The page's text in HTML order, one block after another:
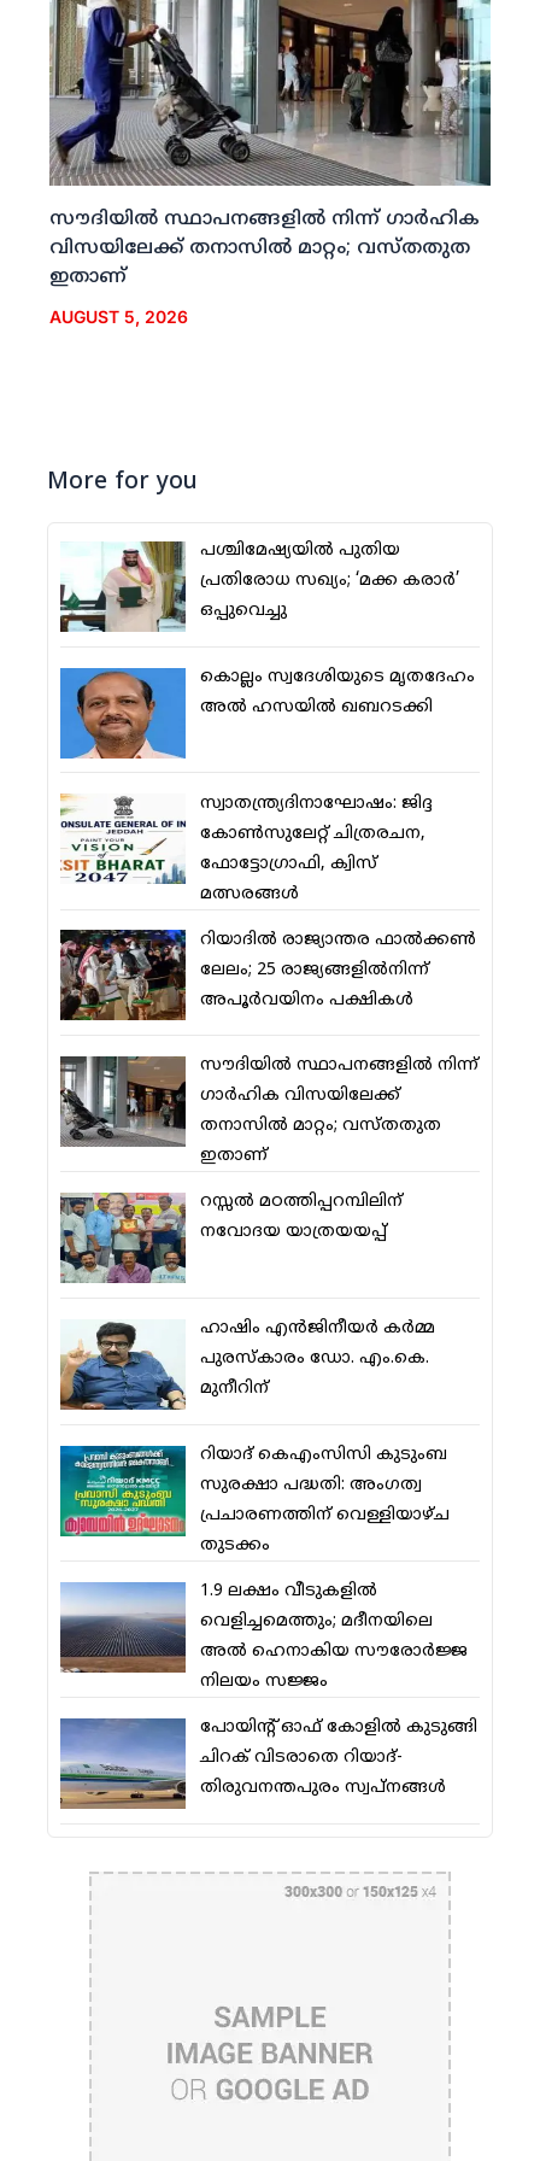
സൗദിയില്‍ സ്ഥാപനങ്ങളില്‍ നിന്ന് ഗാര്‍ഹിക
വിസയിലേക്ക് തനാസില്‍ മാറ്റം; വസ്തതുത
ഇതാണ്
AUGUST 5, 2026
More for you
പശ്ചിമേഷ്യയില്‍ പുതിയ
പ്രതിരോധ സഖ്യം; ‘മക്ക കരാര്‍’
ഒപ്പുവെച്ചു
കൊല്ലം സ്വദേശിയുടെ മൃതദേഹം
അല്‍ ഹസയില്‍ ഖബറടക്കി
സ്വാതന്ത്ര്യദിനാഘോഷം: ജിദ്ദ
കോണ്‍സുലേറ്റ് ചിത്രരചന,
ഫോട്ടോഗ്രാഫി, ക്വിസ്
മത്സരങ്ങള്‍
റിയാദില്‍ രാജ്യാന്തര ഫാല്‍ക്കണ്‍
ലേലം; 25 രാജ്യങ്ങളില്‍നിന്ന്
അപൂര്‍വയിനം പക്ഷികള്‍
സൗദിയില്‍ സ്ഥാപനങ്ങളില്‍ നിന്ന്
ഗാര്‍ഹിക വിസയിലേക്ക്
തനാസില്‍ മാറ്റം; വസ്തതുത
ഇതാണ്
റസ്സല്‍ മഠത്തിപ്പറമ്പിലിന്
നവോദയ യാത്രയയപ്പ്
ഹാഷിം എന്‍ജിനീയര്‍ കര്‍മ്മ
പുരസ്‌കാരം ഡോ. എം.കെ.
മുനീറിന്
റിയാദ് കെഎംസിസി കുടുംബ
സുരക്ഷാ പദ്ധതി: അംഗത്വ
പ്രചാരണത്തിന് വെള്ളിയാഴ്ച
തുടക്കം
1.9 ലക്ഷം വീടുകളില്‍
വെളിച്ചമെത്തും; മദീനയിലെ
അല്‍ ഹെനാകിയ സൗരോര്‍ജ്ജ
നിലയം സജ്ജം
പോയിന്റ് ഓഫ് കോളില്‍ കുടുങ്ങി
ചിറക് വിടരാതെ റിയാദ്-
തിരുവനന്തപുരം സ്വപ്നങ്ങള്‍